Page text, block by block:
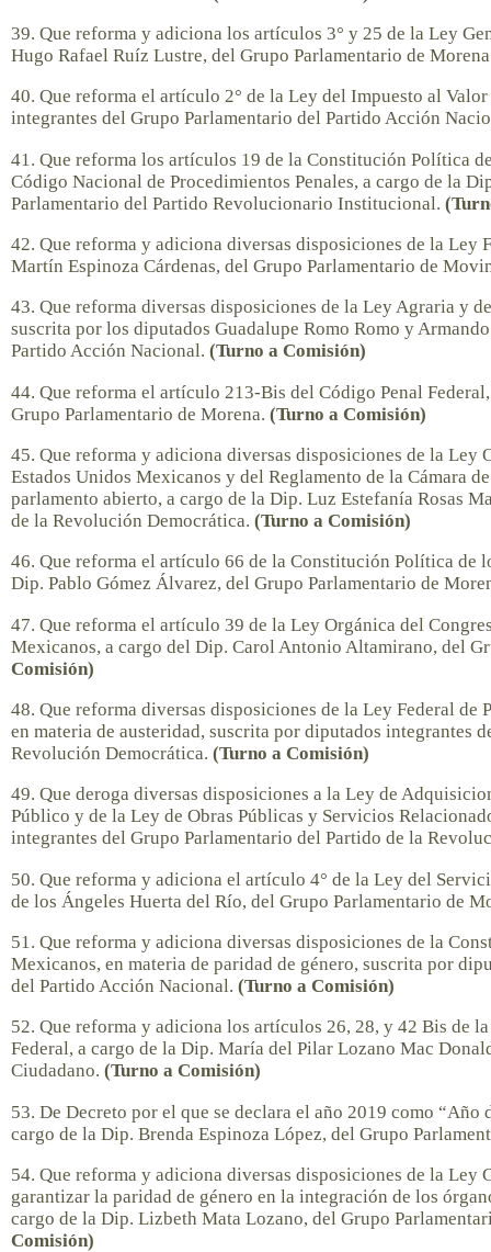
39. Que reforma y adiciona los artículos 3° y 25 de la Ley
Hugo Rafael Ruíz Lustre, del Grupo Parlamentario de
40. Que reforma el artículo 2° de la Ley del Impuesto al
integrantes del Grupo Parlamentario del Partido Acción
41. Que reforma los artículos 19 de la Constitución Política
Código Nacional de Procedimientos Penales, a cargo de la
Parlamentario del Partido Revolucionario Institucional.
42. Que reforma y adiciona diversas disposiciones de la Ley
Martín Espinoza Cárdenas, del Grupo Parlamentario de
43. Que reforma diversas disposiciones de la Ley Agraria y
suscrita por los diputados Guadalupe Romo Romo y
Partido Acción Nacional. (Turno a Comisión)
44. Que reforma el artículo 213-Bis del Código Penal
Grupo Parlamentario de Morena. (Turno a Comisión)
45. Que reforma y adiciona diversas disposiciones de la Ley
Estados Unidos Mexicanos y del Reglamento de la Cámara
parlamento abierto, a cargo de la Dip. Luz Estefanía Rosas
de la Revolución Democrática. (Turno a Comisión)
46. Que reforma el artículo 66 de la Constitución Política de
Dip. Pablo Gómez Álvarez, del Grupo Parlamentario de
47. Que reforma el artículo 39 de la Ley Orgánica del
Mexicanos, a cargo del Dip. Carol Antonio Altamirano, del
Comisión)
48. Que reforma diversas disposiciones de la Ley Federal de
en materia de austeridad, suscrita por diputados integrantes
Revolución Democrática. (Turno a Comisión)
49. Que deroga diversas disposiciones a la Ley de
Público y de la Ley de Obras Públicas y Servicios
integrantes del Grupo Parlamentario del Partido de la
50. Que reforma y adiciona el artículo 4° de la Ley del
de los Ángeles Huerta del Río, del Grupo Parlamentario de
51. Que reforma y adiciona diversas disposiciones de la
Mexicanos, en materia de paridad de género, suscrita por
del Partido Acción Nacional. (Turno a Comisión)
52. Que reforma y adiciona los artículos 26, 28, y 42 Bis de
Federal, a cargo de la Dip. María del Pilar Lozano Mac
Ciudadano. (Turno a Comisión)
53. De Decreto por el que se declara el año 2019 como
cargo de la Dip. Brenda Espinoza López, del Grupo
54. Que reforma y adiciona diversas disposiciones de la Ley
garantizar la paridad de género en la integración de los
cargo de la Dip. Lizbeth Mata Lozano, del Grupo
Comisión)